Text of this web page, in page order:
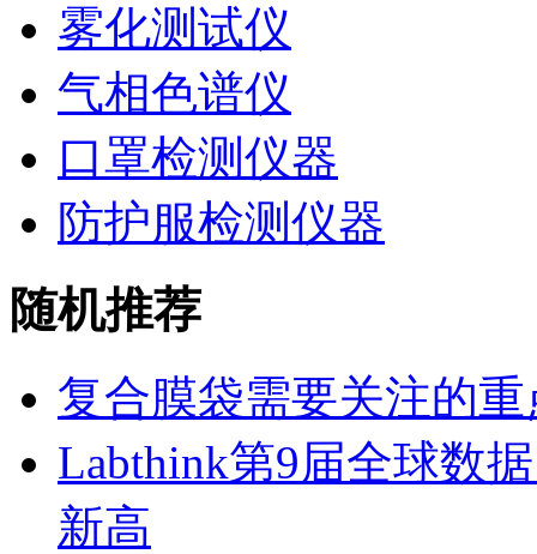
雾化测试仪
气相色谱仪
口罩检测仪器
防护服检测仪器
随机推荐
复合膜袋需要关注的
Labthink第9届全球数
新高